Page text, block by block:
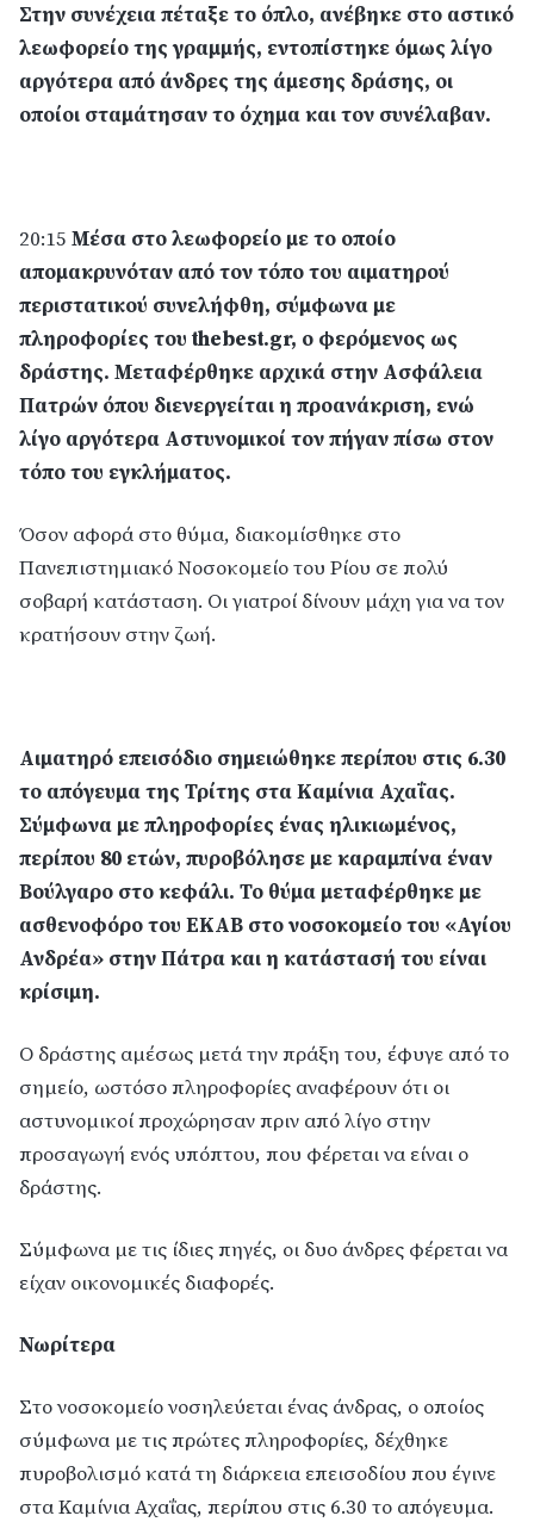
Στην συνέχεια πέταξε το όπλο, ανέβηκε στο αστικό
λεωφορείο της γραμμής, εντοπίστηκε όμως λίγο
αργότερα από άνδρες της άμεσης δράσης, οι
οποίοι σταμάτησαν το όχημα και τον συνέλαβαν.
20:15 Μέσα στο λεωφορείο με το οποίο
απομακρυνόταν από τον τόπο του αιματηρού
περιστατικού συνελήφθη, σύμφωνα με
πληροφορίες του thebest.gr, ο φερόμενος ως
δράστης. Μεταφέρθηκε αρχικά στην Ασφάλεια
Πατρών όπου διενεργείται η προανάκριση, ενώ
λίγο αργότερα Αστυνομικοί τον πήγαν πίσω στον
τόπο του εγκλήματος.
Όσον αφορά στο θύμα, διακομίσθηκε στο
Πανεπιστημιακό Νοσοκομείο του Ρίου σε πολύ
σοβαρή κατάσταση. Οι γιατροί δίνουν μάχη για να τον
κρατήσουν στην ζωή.
Αιματηρό επεισόδιο σημειώθηκε περίπου στις 6.30
το απόγευμα της Τρίτης στα Καμίνια Αχαΐας.
Σύμφωνα με πληροφορίες ένας ηλικιωμένος,
περίπου 80 ετών, πυροβόλησε με καραμπίνα έναν
Βούλγαρο στο κεφάλι. Το θύμα μεταφέρθηκε με
ασθενοφόρο του ΕΚΑΒ στο νοσοκομείο του «Αγίου
Ανδρέα» στην Πάτρα και η κατάστασή του είναι
κρίσιμη.
Ο δράστης αμέσως μετά την πράξη του, έφυγε από το
σημείο, ωστόσο πληροφορίες αναφέρουν ότι οι
αστυνομικοί προχώρησαν πριν από λίγο στην
προσαγωγή ενός υπόπτου, που φέρεται να είναι ο
δράστης.
Σύμφωνα με τις ίδιες πηγές, οι δυο άνδρες φέρεται να
είχαν οικονομικές διαφορές.
Νωρίτερα
Στο νοσοκομείο νοσηλεύεται ένας άνδρας, ο οποίος
σύμφωνα με τις πρώτες πληροφορίες, δέχθηκε
πυροβολισμό κατά τη διάρκεια επεισοδίου που έγινε
στα Καμίνια Αχαΐας, περίπου στις 6.30 το απόγευμα.